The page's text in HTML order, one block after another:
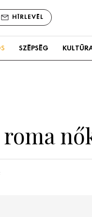
HÍRLEVÉL
SZÉPSÉG
roma